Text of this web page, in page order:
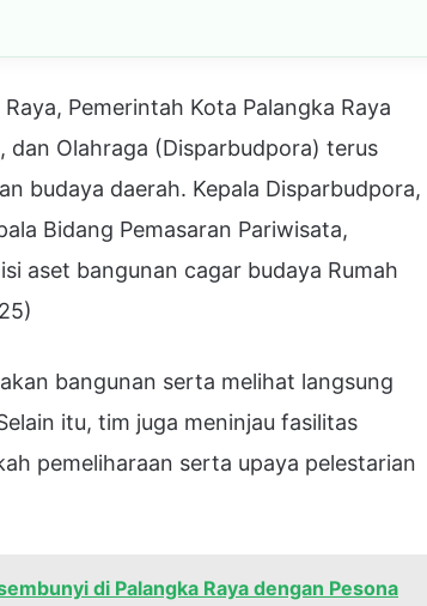
Raya, Pemerintah Kota Palangka Raya
dan Olahraga (Disparbudpora) terus
budaya daerah. Kepala Disparbudpora,
Bidang Pemasaran Pariwisata,
aset bangunan cagar budaya Rumah
bangunan serta melihat langsung
itu, tim juga meninjau fasilitas
pemeliharaan serta upaya pelestarian
di Palangka Raya dengan Pesona